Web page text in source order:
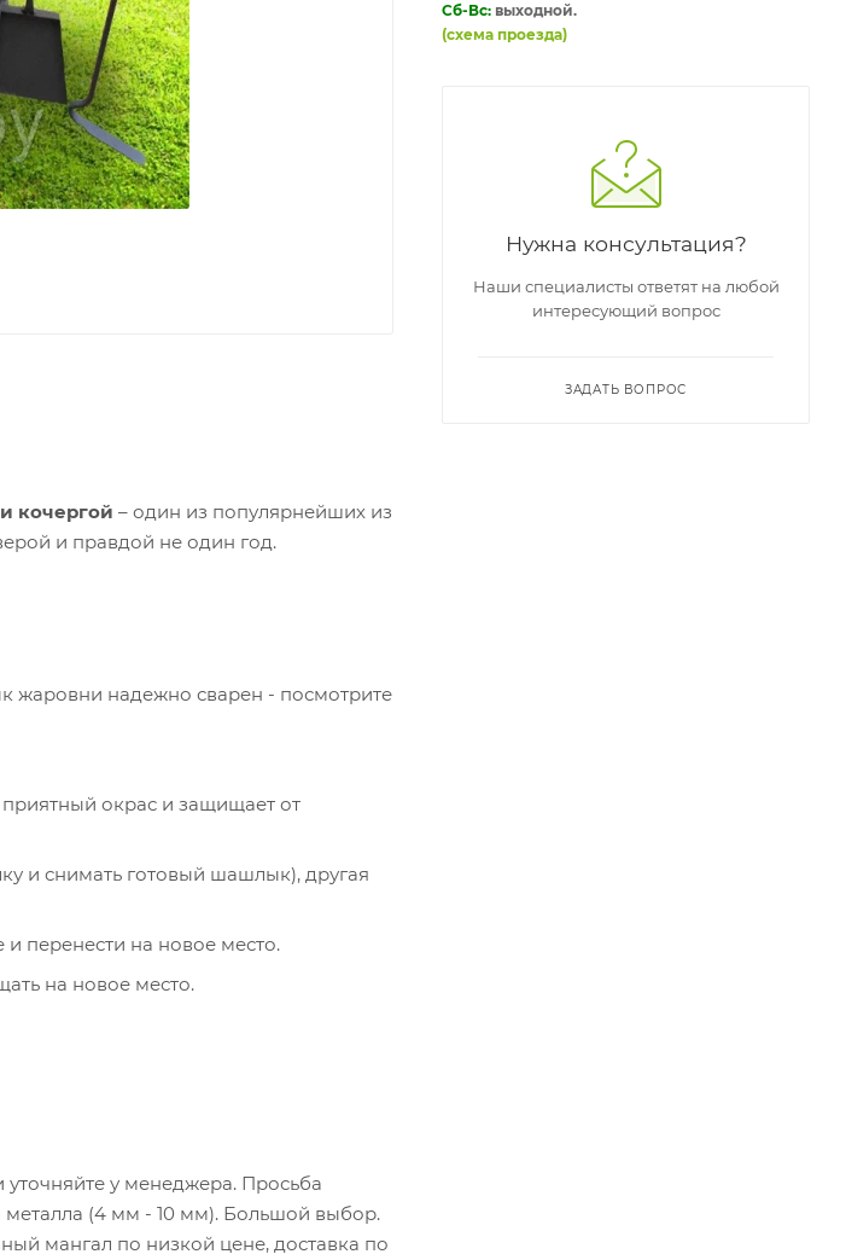
кочергой – один из популярнейших из
и правдой не один год.
жаровни надежно сварен - посмотрите
окрас и защищает от
и снимать готовый шашлык), другая
перенести на новое место.
на новое место.
у менеджера. Просьба
(4 мм - 10 мм). Большой выбор.
мангал по низкой цене, доставка по
Сб-Вс: выходной.
(схема проезда)
Нужна консультация?
Наши специалисты ответят на любой
интересующий вопрос
ЗАДАТЬ ВОПРОС